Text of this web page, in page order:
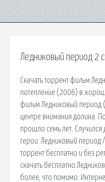
Ледниковый период 2
Скачать торрент фильм
потепление (2006) в
фильм Ледниковый
центре внимания долина.
прошло семь лет. Случился
герои. Ледниковый период
торрент бесплатно и без
скачать бесплатно
более, что помимо.